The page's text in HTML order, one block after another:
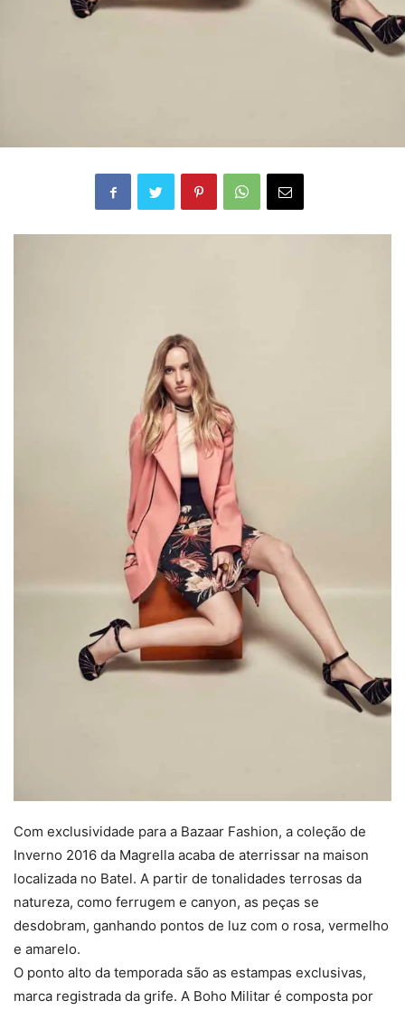
Com exclusividade para a Bazaar Fashion, a coleção de
Inverno 2016 da Magrella acaba de aterrissar na maison
localizada no Batel. A partir de tonalidades terrosas da
natureza, como ferrugem e canyon, as peças se
desdobram, ganhando pontos de luz com o rosa, vermelho
e amarelo.
O ponto alto da temporada são as estampas exclusivas,
marca registrada da grife. A Boho Militar é composta por